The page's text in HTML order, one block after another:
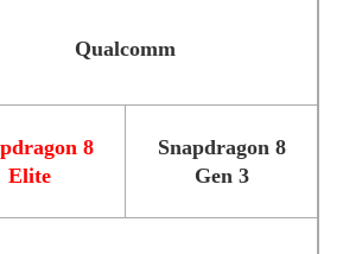
Qualcomm
8
Elite
Snapdragon 8
Gen 3